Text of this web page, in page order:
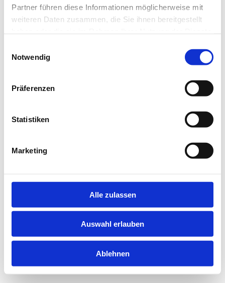
Partner führen diese Informationen möglicherweise mit
weiteren Daten zusammen, die Sie ihnen bereitgestellt
Notwendig
Präferenzen
Statistiken
Marketing
Alle zulassen
Auswahl erlauben
Ablehnen
loadingjobninja.com
for more